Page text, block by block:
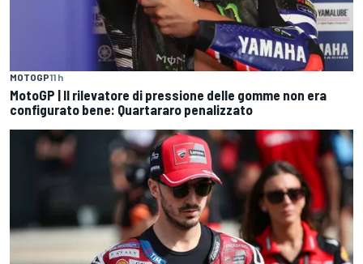
MOTOGP11 h
MotoGP | Il rilevatore di pressione delle gomme non era
configurato bene: Quartararo penalizzato